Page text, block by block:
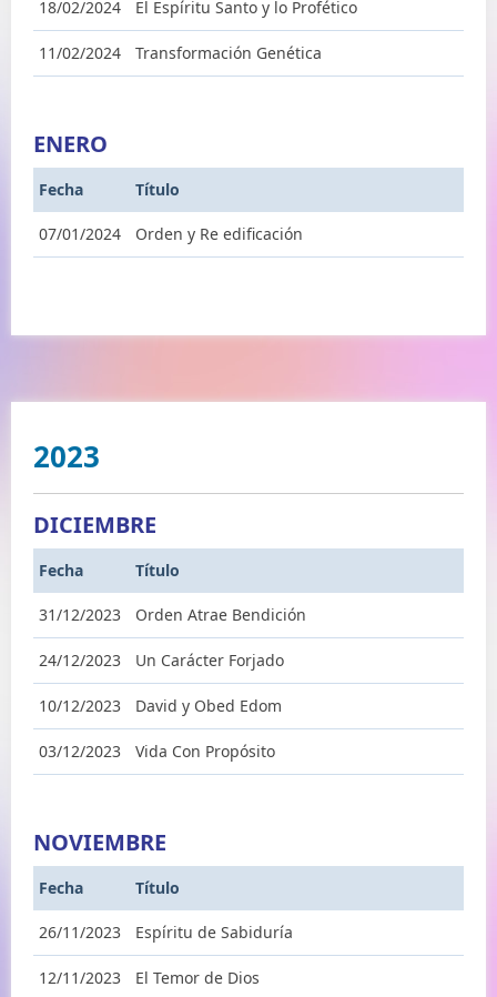
18/02/2024 El Espíritu Santo y lo Profético
11/02/2024 Transformación Genética
ENERO
Fecha Título
07/01/2024 Orden y Re edificación
2023
DICIEMBRE
Fecha Título
31/12/2023 Orden Atrae Bendición
24/12/2023 Un Carácter Forjado
10/12/2023 David y Obed Edom
03/12/2023 Vida Con Propósito
NOVIEMBRE
Fecha Título
26/11/2023 Espíritu de Sabiduría
12/11/2023 El Temor de Dios